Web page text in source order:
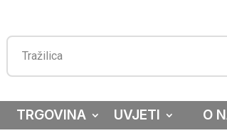
TRGOVINA UVJETI O